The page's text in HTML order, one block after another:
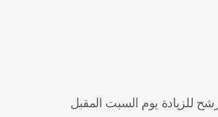
برشلونة، بعدما سجل 119 هدفًا في 192 مباراة، وهو رقم مرشح للزيادة يوم السبت المقبل